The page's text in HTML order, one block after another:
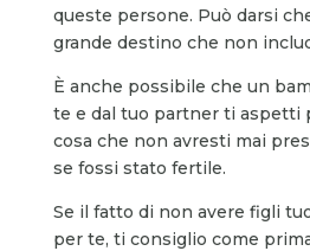
queste persone. Può darsi
grande destino che non
È anche possibile che un
te e dal tuo partner ti aspetti
cosa che non avresti mai
se fossi stato fertile.
Se il fatto di non avere figli
per te, ti consiglio come